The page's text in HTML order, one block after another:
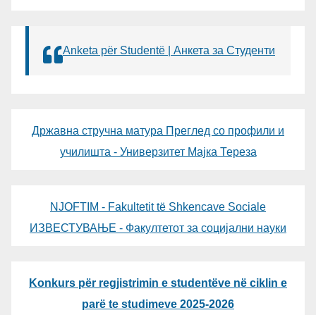
Anketa për Studentë | Анкета за Студенти
Државна стручна матура Преглед со профили и
училишта - Универзитет Мајка Тереза
NJOFTIM - Fakultetit të Shkencave Sociale
ИЗВЕСТУВАЊЕ - Факултетот за социјални науки
Konkurs për regjistrimin e studentëve në ciklin e
parë te studimeve 2025-2026